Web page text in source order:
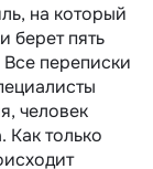
на который
берет пять
переписки
человек
Как только